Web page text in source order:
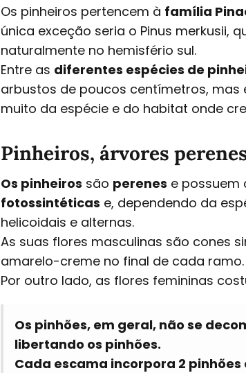
Os pinheiros pertencem à família
única exceção seria o Pinus merkusii,
naturalmente no hemisfério sul.
Entre as diferentes espécies de
arbustos de poucos centímetros, mas
muito da espécie e do habitat onde
Pinheiros, árvores
Os pinheiros são perenes e possuem
fotossintéticas e, dependendo da
helicoidais e alternas.
As suas flores masculinas são cones
amarelo-creme no final de cada
Por outro lado, as flores femininas
Os pinhões, em geral, não se
libertando os pinhões.
Cada escama incorpora 2